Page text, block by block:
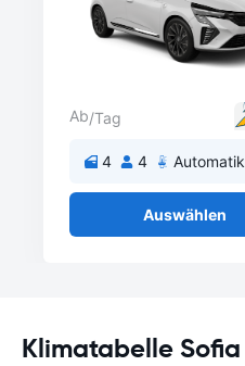
Ab/Tag
4 4 Automatik
Auswählen
Klimatabelle Sofia